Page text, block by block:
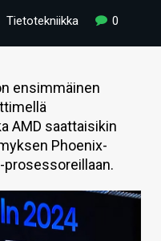
Tietotekniikka 0
ensimmäinen
AMD saattaisikin
Phoenix-
prosessoreillaan.